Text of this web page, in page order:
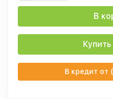
В
Купить
В кредит от